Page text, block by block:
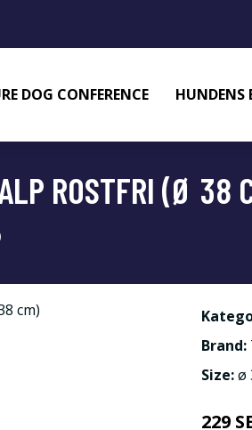
DOG CONFERENCE HUNDENS
ROSTFRI (Ø 38
Brand:
Size:ø
229